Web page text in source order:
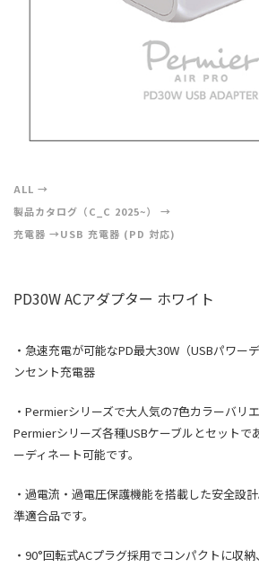
ALL
製品カタログ（C_C 2025~）
充電器
USB 充電器 (PD 対応)
PD30W ACアダプター ホワイト
・急速充電が可能なPD最大30W（USBパワー
ンセント充電器
・Permierシリーズで大人気の7色カラーバリ
Permierシリーズ各種USBケーブルとセットで
ーディネート可能です。
・過電流・過電圧保護機能を搭載した安全設
準適合品です。
・90°回転式ACプラグ採用でコンパクトに収